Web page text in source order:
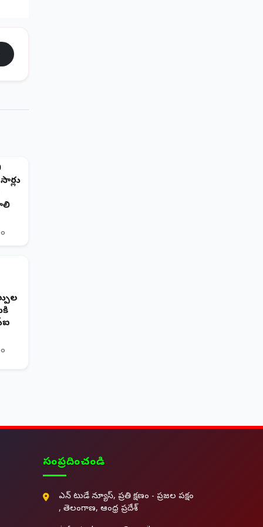
సంప్రదించండి
ఎన్ టుడే న్యూస్, ప్రతి క్షణం - ప్రజల పక్షం
, తెలంగాణ, ఆంధ్ర ప్రదేశ్